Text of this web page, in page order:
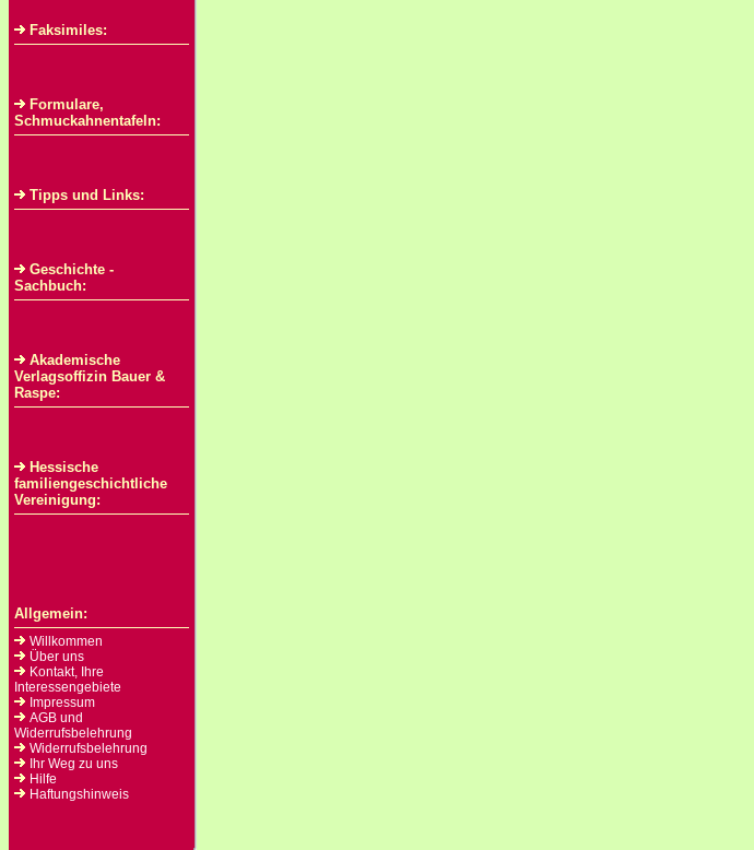
Faksimiles:
Formulare,
Schmuckahnentafeln:
Tipps und Links:
Geschichte -
Sachbuch:
Akademische
Verlagsoffizin Bauer &
Raspe:
Hessische
familiengeschichtliche
Vereinigung:
Allgemein:
Willkommen
Über uns
Kontakt, Ihre
Interessengebiete
Impressum
AGB und
Widerrufsbelehrung
Widerrufsbelehrung
Ihr Weg zu uns
Hilfe
Haftungshinweis